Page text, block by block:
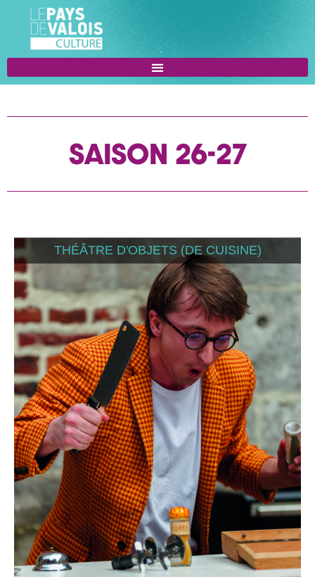
SAISON 26-27
THÉÂTRE D'OBJETS (DE CUISINE)